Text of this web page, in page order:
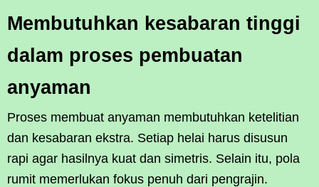
Membutuhkan kesabaran tinggi
dalam proses pembuatan
anyaman
Proses membuat anyaman membutuhkan ketelitian
dan kesabaran ekstra. Setiap helai harus disusun
rapi agar hasilnya kuat dan simetris. Selain itu, pola
rumit memerlukan fokus penuh dari pengrajin.